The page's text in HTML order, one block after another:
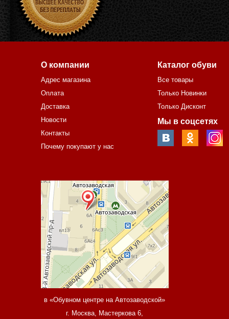
О компании
Адрес магазина
Оплата
Доставка
Новости
Контакты
Почему покупают у нас
Каталог обуви
Все товары
Только Новинки
Только Дисконт
Мы в соцсетях
в «Обувном центре на Автозаводской»
г. Москва, Мастеркова 6,